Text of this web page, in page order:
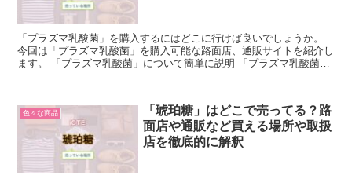
「プラズマ乳酸菌」を購入するにはどこに行けば良いでしょうか。
今回は「プラズマ乳酸菌」を購入可能な路面店、通販サイトを紹介し
ます。 「プラズマ乳酸菌」について簡単に説明 「プラズマ乳酸菌」
色々な商品
「琥珀糖」はどこで売ってる？路
面店や通販など買える場所や取扱
店を徹底的に解釈